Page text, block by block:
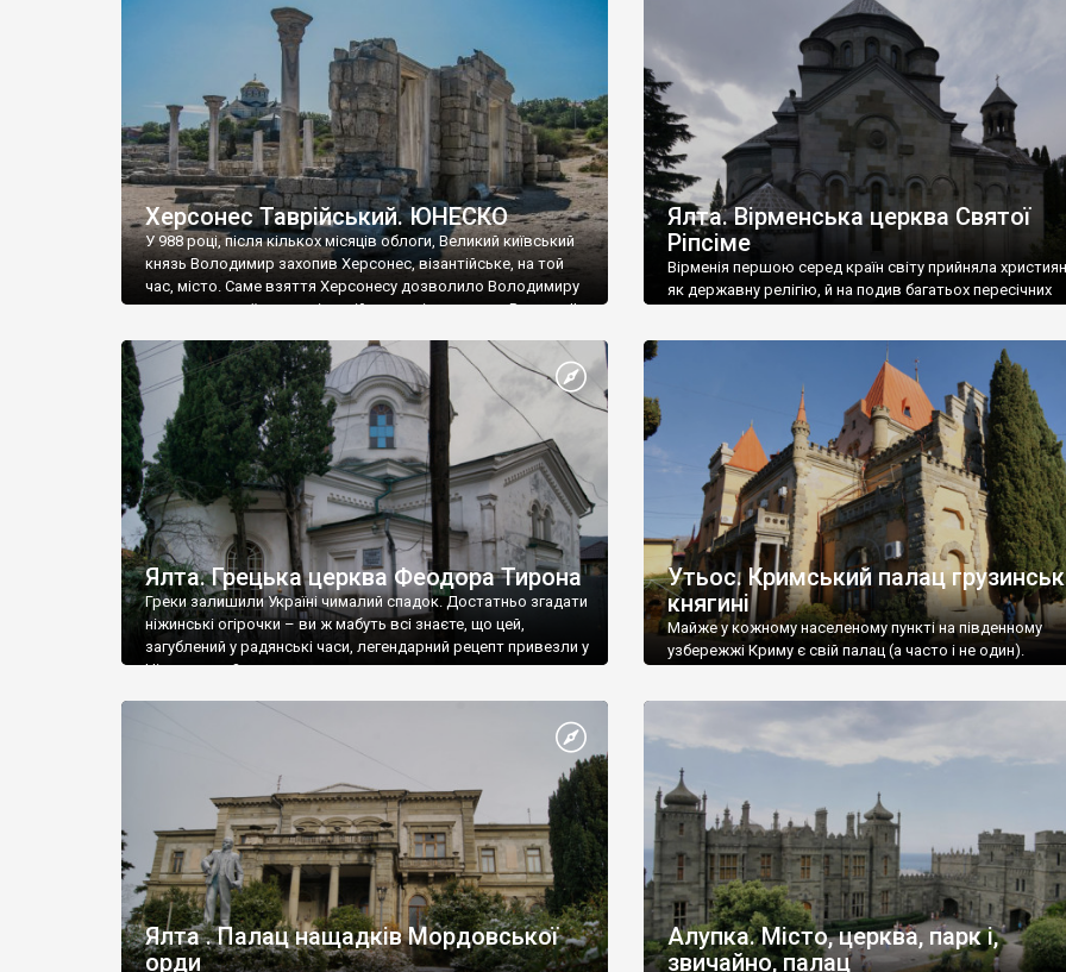
візантійської доби. Раритети викрадені з фондів об’єкту
культурної спадщини ЮНЕСКО «Херсонеса Таврійського».
Офіційно – на виставку «Золото Візантії», але експерти та
влада в Україні вважають це лише […]
називаються «повстяками» (postaki)…” “Вино. Крим
виробляє відмінне вино і його вдосталь: воно все
легке біле і дуже […]
Херсонес Таврійський. ЮНЕСКО
У 988 році, після кількох місяців облоги, Великий київський
князь Володимир захопив Херсонес, візантійське, на той
час, місто. Саме взяття Херсонесу дозволило Володимиру
диктувати свої умови візантійському імператору Василю ІІ,
Херсонесі Володимир-язичник, став Василем-
християнином. А потім було Хрещення Русі. На честь
Херсонесу Таврійського названо місто […]
Ялта. Вірменська церква Святої
Ріпсіме
Вірменія першою серед країн світу прийняла
як державну релігію, й на подив багатьох пересічних
Ялта. Грецька церква Феодора Тирона
Греки залишили Україні чималий спадок. Достатньо згадати
ніжинські огірочки – ви ж мабуть всі знаєте, що цей,
загублений у радянські часи, легендарний рецепт привезли у
Ніжин греки?
Утьос. Кримський палац
княгині
Майже у кожному населеному пункті на південному
узбережжі Криму є свій палац (а часто і не один).
Ялта . Палац нащадків Мордовської
орди
Алупка. Місто, церква, парк і,
звичайно, палац